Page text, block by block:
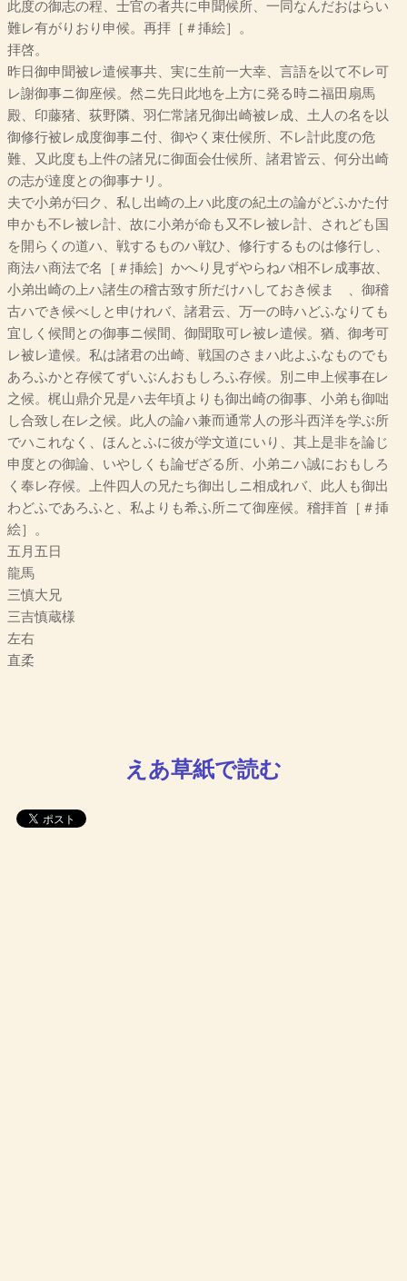
此度の御志の程、士官の者共に申聞候所、一同なんだおはらい
難レ有がりおり申候。再拝［＃挿絵］。
拝啓。
昨日御申聞被レ遣候事共、実に生前一大幸、言語を以て不レ可
レ謝御事ニ御座候。然ニ先日此地を上方に発る時ニ福田扇馬
殿、印藤猪、荻野隣、羽仁常諸兄御出崎被レ成、土人の名を以
御修行被レ成度御事ニ付、御やく束仕候所、不レ計此度の危
難、又此度も上件の諸兄に御面会仕候所、諸君皆云、何分出崎
の志が達度との御事ナリ。
夫で小弟が曰ク、私し出崎の上ハ此度の紀土の論がどふかた付
申かも不レ被レ計、故に小弟が命も又不レ被レ計、されども国
を開らくの道ハ、戦するものハ戦ひ、修行するものは修行し、
商法ハ商法で名［＃挿絵］かへり見ずやらねバ相不レ成事故、
小弟出崎の上ハ諸生の稽古致す所だけハしておき候まゝ、御稽
古ハでき候べしと申けれバ、諸君云、万一の時ハどふなりても
宜しく候間との御事ニ候間、御聞取可レ被レ遣候。猶、御考可
レ被レ遣候。私は諸君の出崎、戦国のさまハ此よふなものでも
あろふかと存候てずいぶんおもしろふ存候。別ニ申上候事在レ
之候。梶山鼎介兄是ハ去年頃よりも御出崎の御事、小弟も御咄
し合致し在レ之候。此人の論ハ兼而通常人の形斗西洋を学ぶ所
でハこれなく、ほんとふに彼が学文道にいり、其上是非を論じ
申度との御論、いやしくも論ぜざる所、小弟ニハ誠におもしろ
く奉レ存候。上件四人の兄たち御出しニ相成れバ、此人も御出
わどふであろふと、私よりも希ふ所ニて御座候。稽拝首［＃挿
絵］。
五月五日
龍馬
三慎大兄
三吉慎蔵様
左右
直柔
えあ草紙で読む